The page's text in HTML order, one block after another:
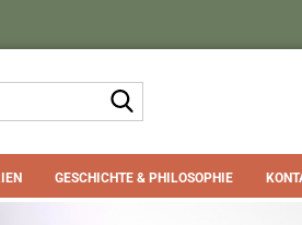
GESCHICHTE & PHILOSOPHIE